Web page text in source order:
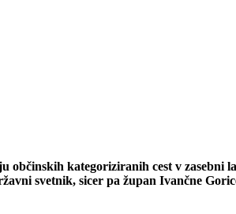
občinskih kategoriziranih cest v zasebni
svetnik, sicer pa župan Ivančne